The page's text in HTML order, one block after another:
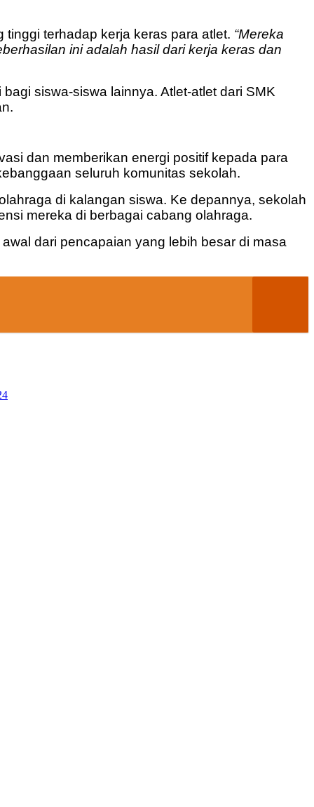
terhadap kerja keras para atlet. “Mereka
ini adalah hasil dari kerja keras dan
siswa-siswa lainnya. Atlet-atlet dari SMK
dan memberikan energi positif kepada para
seluruh komunitas sekolah.
di kalangan siswa. Ke depannya, sekolah
mereka di berbagai cabang olahraga.
dari pencapaian yang lebih besar di masa